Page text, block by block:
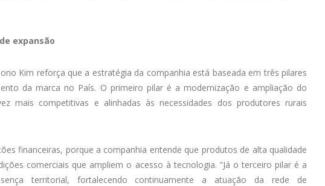
expansão
Kim reforça que a estratégia da companhia está baseada em três pilares
da marca no País. O primeiro pilar é a modernização e ampliação do
mais competitivas e alinhadas às necessidades dos produtores rurais
financeiras, porque a companhia entende que produtos de alta qualidade
comerciais que ampliem o acesso à tecnologia. “Já o terceiro pilar é a
territorial, fortalecendo continuamente a atuação da rede de